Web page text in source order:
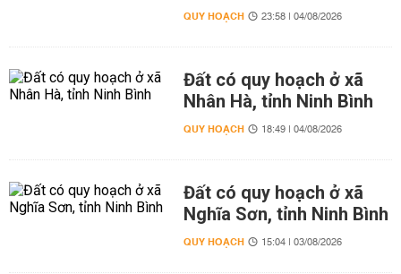
QUY HOẠCH 23:58 | 04/08/2026
Đất có quy hoạch ở xã
Nhân Hà, tỉnh Ninh Bình
QUY HOẠCH 18:49 | 04/08/2026
Đất có quy hoạch ở xã
Nghĩa Sơn, tỉnh Ninh Bình
QUY HOẠCH 15:04 | 03/08/2026